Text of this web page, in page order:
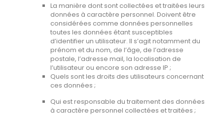
La manière dont sont collectées et traitées leurs
données à caractère personnel. Doivent être
considérées comme données personnelles
toutes les données étant susceptibles
d’identifier un utilisateur. Il s’agit notamment du
prénom et du nom, de l’âge, de l’adresse
postale, l’adresse mail, la localisation de
l’utilisateur ou encore son adresse IP ;
Quels sont les droits des utilisateurs concernant
ces données ;
Qui est responsable du traitement des données
à caractère personnel collectées et traitées ;